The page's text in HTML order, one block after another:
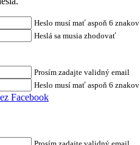
Heslo musí mať aspoň 6 znakov
Heslá sa musia zhodovať
Prosím zadajte validný email
Heslo musí mať aspoň 6 znakov
Facebook